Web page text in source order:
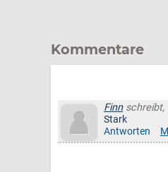
Kommentare
Finnschreibt,
Stark
Antworten